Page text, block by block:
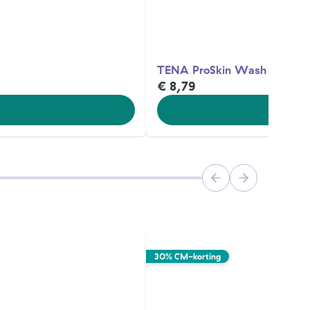
TENA ProSkin Wash
€ 8,79
30% CM-korting